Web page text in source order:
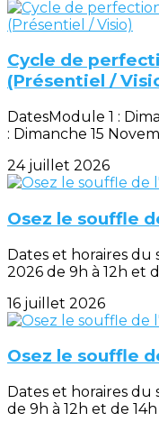
Cycle de
(Présentiel /
DatesModule 1 :
: Dimanche 15
24 juillet 2026
Osez le souffle
Dates et horaires du
2026 de 9h à 12h et
16 juillet 2026
Osez le souffle
Dates et horaires du
de 9h à 12h et de